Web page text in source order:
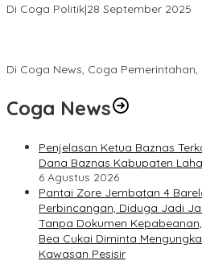
Di Coga Politik|28 September 2025
Di Coga News, Coga
Coga News
Penjelasan Ketua Baznas
Dana Baznas Kabupaten
6 Agustus 2026
Pantai Zore Jembatan 4
Perbincangan, Diduga Jadi
Tanpa Dokumen
Bea Cukai Diminta
Kawasan Pesisir